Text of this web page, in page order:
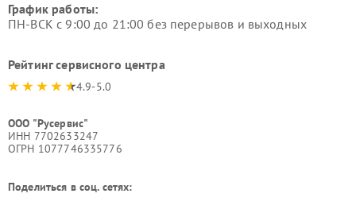
График работы:
ПН-ВСК с 9:00 до 21:00 без перерывов и выходных
Рейтинг сервисного центра
4.9-5.0
ООО "Русервис"
ИНН 7702633247
ОГРН 1077746335776
Поделиться в соц. сетях: